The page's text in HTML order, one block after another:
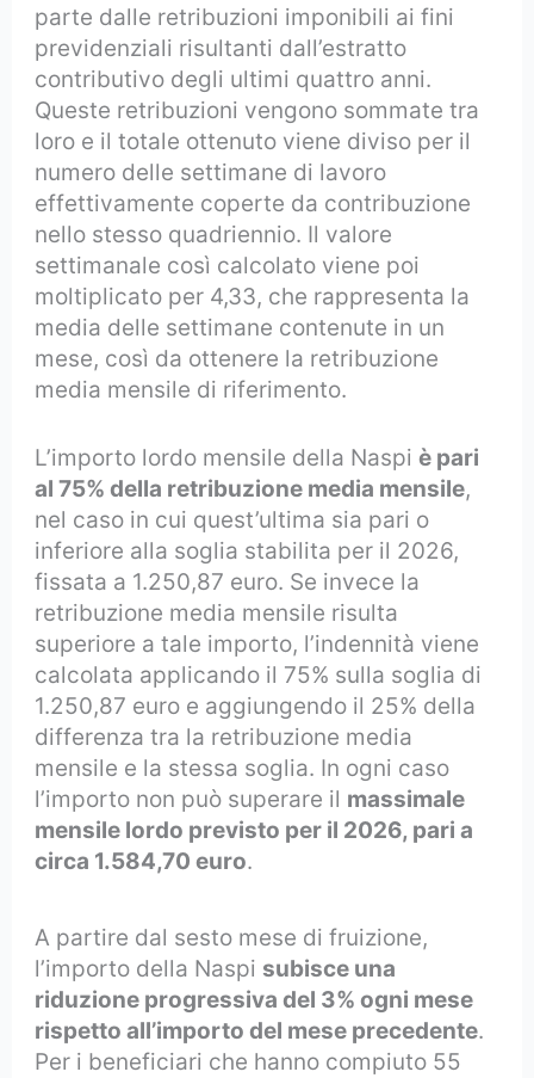
parte dalle retribuzioni imponibili ai fini
previdenziali risultanti dall’estratto
contributivo degli ultimi quattro anni.
Queste retribuzioni vengono sommate tra
loro e il totale ottenuto viene diviso per il
numero delle settimane di lavoro
effettivamente coperte da contribuzione
nello stesso quadriennio. Il valore
settimanale così calcolato viene poi
moltiplicato per 4,33, che rappresenta la
media delle settimane contenute in un
mese, così da ottenere la retribuzione
media mensile di riferimento.
L’importo lordo mensile della Naspiè pari
al 75% della retribuzione media mensile,
nel caso in cui quest’ultima sia pari o
inferiore alla soglia stabilita per il 2026,
fissata a 1.250,87 euro. Se invece la
retribuzione media mensile risulta
superiore a tale importo, l’indennità viene
calcolata applicando il 75% sulla soglia di
1.250,87 euro e aggiungendo il 25% della
differenza tra la retribuzione media
mensile e la stessa soglia. In ogni caso
l’importo non può superare il massimale
mensile lordo previsto per il 2026, pari a
circa 1.584,70 euro.
A partire dal sesto mese di fruizione,
l’importo della Naspi subisce una
riduzione progressiva del 3% ogni mese
rispetto all’importo del mese precedente.
Per i beneficiari che hanno compiuto 55